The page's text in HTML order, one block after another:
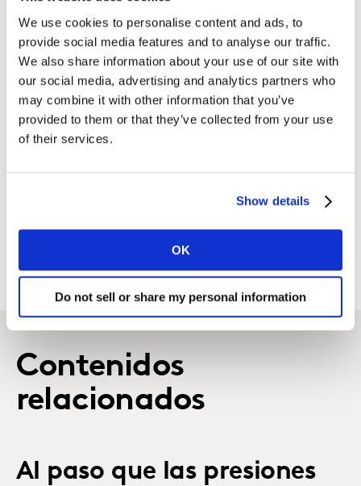
We use cookies to personalise content and ads, to
provide social media features and to analyse our traffic.
We also share information about your use of our site with
our social media, advertising and analytics partners who
may combine it with other information that you’ve
provided to them or that they’ve collected from your use
of their services.
Show details
OK
Do not sell or share my personal information
Portugués
Inglés
Contenidos
relacionados
Al paso que las presiones